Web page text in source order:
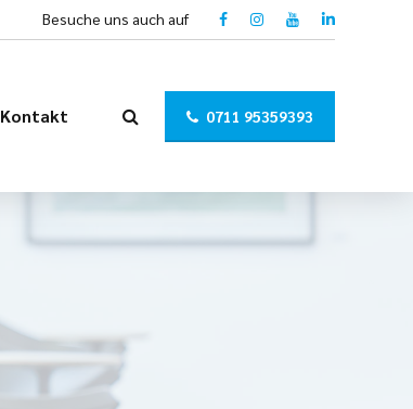
Besuche uns auch auf
0711 95359393
Kontakt